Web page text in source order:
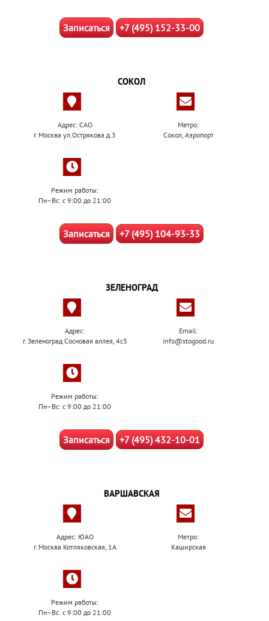
Записаться +7 (495) 152-33-00
СОКОЛ
Адрес: САО
г. Москва ул.Острякова д.3
Метро:
Сокол, Аэропорт
Режим работы:
Пн–Вс: с 9:00 до 21:00
Записаться +7 (495) 104-93-33
ЗЕЛЕНОГРАД
Адрес:
г. Зеленоград Сосновая аллея, 4с3
Email:
info@stogood.ru
Режим работы:
Пн–Вс: с 9:00 до 21:00
Записаться +7 (495) 432-10-01
ВАРШАВСКАЯ
Адрес: ЮАО
г. Москва Котляковская, 1А
Метро:
Каширская
Режим работы:
Пн–Вс: с 9:00 до 21:00